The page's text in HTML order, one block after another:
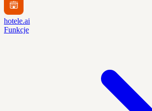
hotele.ai
Funkcje